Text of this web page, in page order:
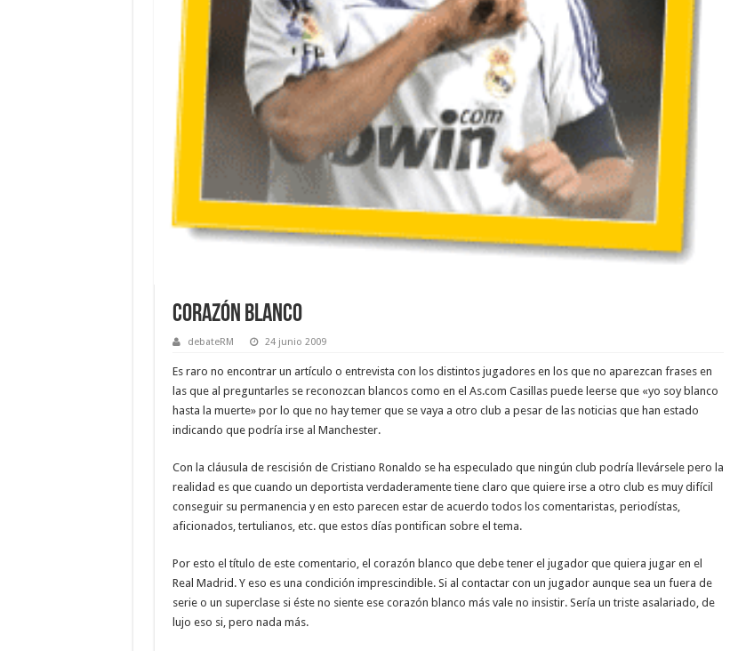
Corazón blanco
debateRM 24 junio 2009
Es raro no encontrar un artículo o entrevista con los distintos jugadores en los que no aparezcan frases en
las que al preguntarles se reconozcan blancos como en el As.com Casillas puede leerse que «yo soy blanco
hasta la muerte» por lo que no hay temer que se vaya a otro club a pesar de las noticias que han estado
indicando que podría irse al Manchester.
Con la cláusula de rescisión de Cristiano Ronaldo se ha especulado que ningún club podría llevársele pero la
realidad es que cuando un deportista verdaderamente tiene claro que quiere irse a otro club es muy difícil
conseguir su permanencia y en esto parecen estar de acuerdo todos los comentaristas, periodístas,
aficionados, tertulianos, etc. que estos días pontifican sobre el tema.
Por esto el título de este comentario, el corazón blanco que debe tener el jugador que quiera jugar en el
Real Madrid. Y eso es una condición imprescindible. Si al contactar con un jugador aunque sea un fuera de
serie o un superclase si éste no siente ese corazón blanco más vale no insistir. Sería un triste asalariado, de
lujo eso si, pero nada más.